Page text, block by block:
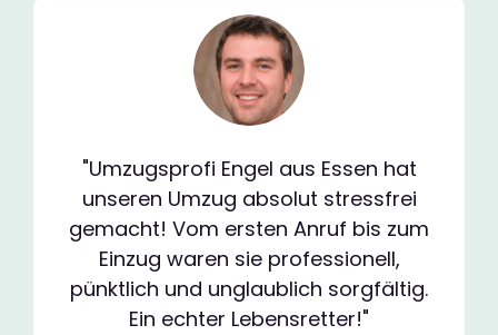
"Umzugsprofi Engel aus Essen hat
unseren Umzug absolut stressfrei
gemacht! Vom ersten Anruf bis zum
Einzug waren sie professionell,
pünktlich und unglaublich sorgfältig.
Ein echter Lebensretter!"